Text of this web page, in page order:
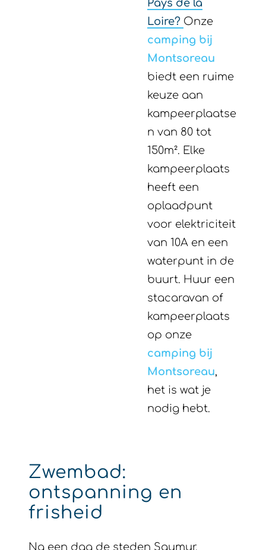
Pays de la
Loire? Onze
camping bij
Montsoreau
biedt een ruime
keuze aan
kampeerplaatse
n van 80 tot
150m². Elke
kampeerplaats
heeft een
oplaadpunt
voor elektriciteit
van 10A en een
waterpunt in de
buurt. Huur een
stacaravan of
kampeerplaats
op onze
camping bij
Montsoreau,
het is wat je
nodig hebt.
Zwembad:
ontspanning en
frisheid
Na een dag de steden Saumur,